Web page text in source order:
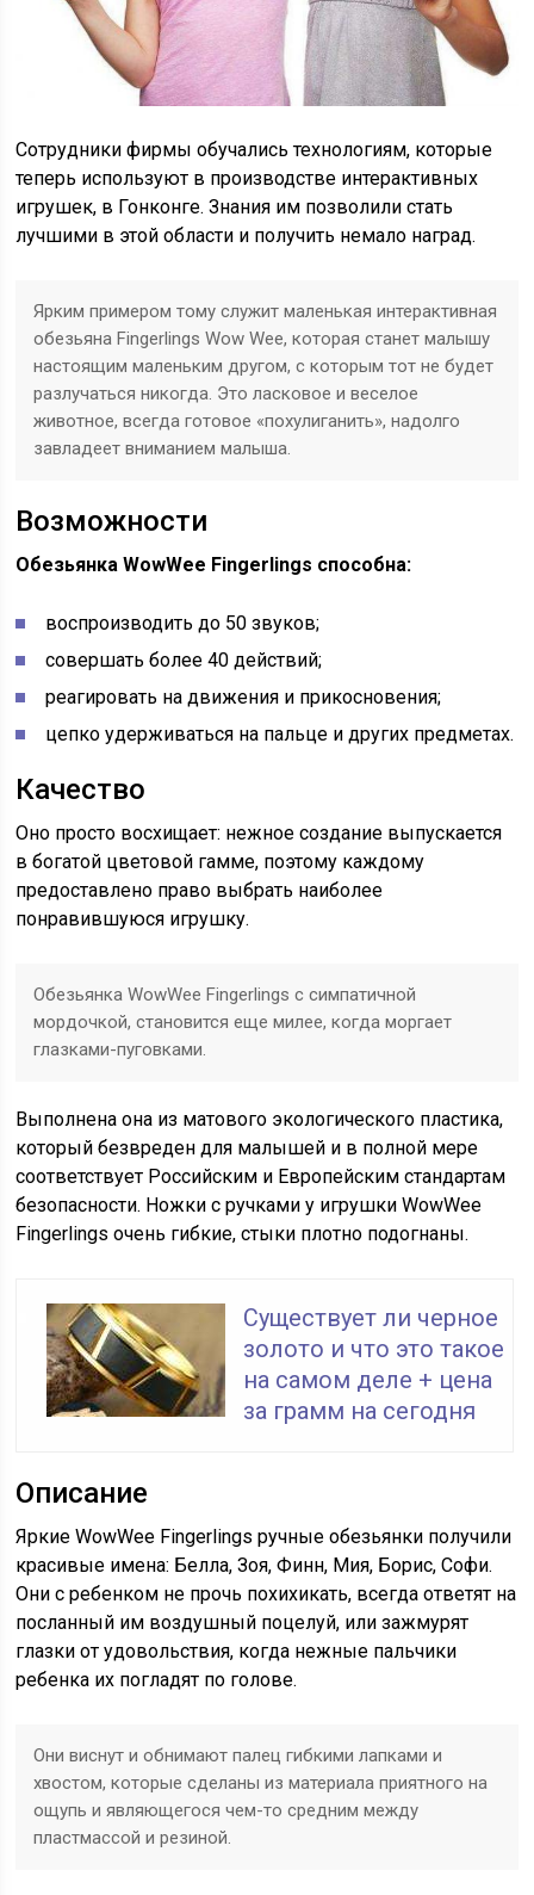
Сотрудники фирмы обучались технологиям, которые
теперь используют в производстве интерактивных
игрушек, в Гонконге. Знания им позволили стать
лучшими в этой области и получить немало наград.
Ярким примером тому служит маленькая интерактивная
обезьяна Fingerlings Wow Wee, которая станет малышу
настоящим маленьким другом, с которым тот не будет
разлучаться никогда. Это ласковое и веселое
животное, всегда готовое «похулиганить», надолго
завладеет вниманием малыша.
Возможности
Обезьянка WowWee Fingerlings способна:
воспроизводить до 50 звуков;
совершать более 40 действий;
реагировать на движения и прикосновения;
цепко удерживаться на пальце и других предметах.
Качество
Оно просто восхищает: нежное создание выпускается
в богатой цветовой гамме, поэтому каждому
предоставлено право выбрать наиболее
понравившуюся игрушку.
Обезьянка WowWee Fingerlings с симпатичной
мордочкой, становится еще милее, когда моргает
глазками-пуговками.
Выполнена она из матового экологического пластика,
который безвреден для малышей и в полной мере
соответствует Российским и Европейским стандартам
безопасности. Ножки с ручками у игрушки WowWee
Fingerlings очень гибкие, стыки плотно подогнаны.
Существует ли черное
золото и что это такое
на самом деле + цена
за грамм на сегодня
Описание
Яркие WowWee Fingerlings ручные обезьянки получили
красивые имена: Белла, Зоя, Финн, Мия, Борис, Софи.
Они с ребенком не прочь похихикать, всегда ответят на
посланный им воздушный поцелуй, или зажмурят
глазки от удовольствия, когда нежные пальчики
ребенка их погладят по голове.
Они виснут и обнимают палец гибкими лапками и
хвостом, которые сделаны из материала приятного на
ощупь и являющегося чем-то средним между
пластмассой и резиной.